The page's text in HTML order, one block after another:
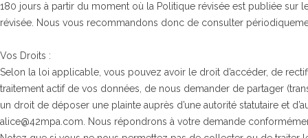
180 jours à partir du moment où la Politique révisée est publiée sur
révisée. Nous vous recommandons donc de consulter
Vos Droits :
Selon la loi applicable, vous pouvez avoir le droit d’accéder, de
traitement actif de vos données, de nous demander de partager
un droit de déposer une plainte auprès d’une autorité statutaire et
alice@42mpa.com. Nous répondrons à votre demande